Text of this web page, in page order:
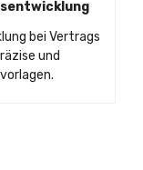
bei Vertrags
und